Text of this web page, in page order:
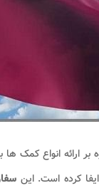
ارائه انواع کمک
ایفا کرده است. این